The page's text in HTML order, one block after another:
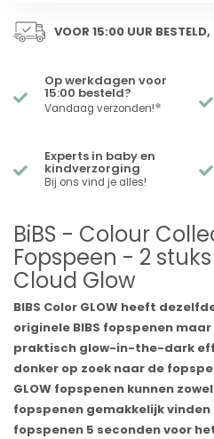
VOOR 15:00 UUR
Op werkdagen voor
15:00 besteld?
Vandaag verzonden!*
Experts in baby en
kindverzorging
Bij ons vind je alles!
BiBS - Colour
Fopspeen - 2
Cloud Glow
BIBS Color GLOW heeft
originele BIBS fopspenen
praktisch glow-in-the-dark
donker op zoek naar de
GLOW fopspenen kunnen
fopspenen gemakkelijk vinden
fopspenen 5 seconden voor